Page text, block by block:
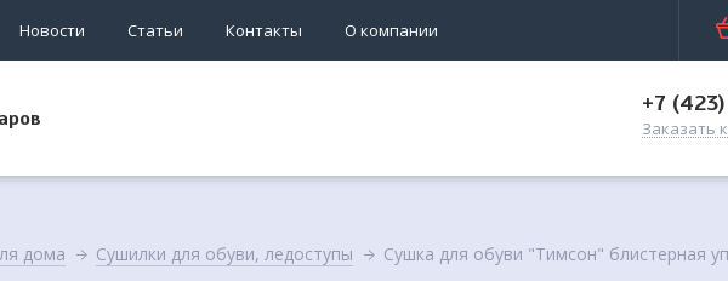
Новости Статьи Контакты О компании
+7
Заказать
дома Сушилки для обуви, ледоступы Сушка для обуви "Тимсон" блистерная